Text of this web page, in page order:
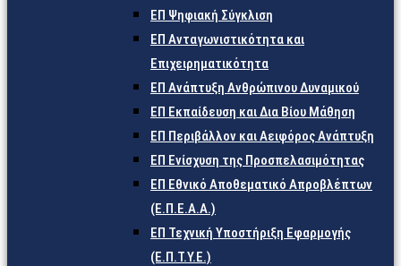
ΕΠ Ψηφιακή Σύγκλιση
ΕΠ Ανταγωνιστικότητα και
Επιχειρηματικότητα
ΕΠ Ανάπτυξη Ανθρώπινου Δυναμικού
ΕΠ Εκπαίδευση και Δια Βίου Μάθηση
ΕΠ Περιβάλλον και Αειφόρος Ανάπτυξη
ΕΠ Ενίσχυση της Προσπελασιμότητας
ΕΠ Εθνικό Αποθεματικό Απροβλέπτων
(Ε.Π.Ε.Α.Α.)
ΕΠ Τεχνική Υποστήριξη Εφαρμογής
(Ε.Π.Τ.Υ.Ε.)